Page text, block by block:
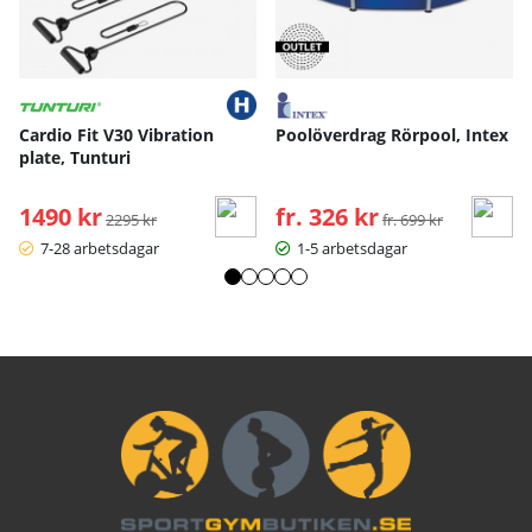
Cardio Fit V30 Vibration
plate, Tunturi
1490 kr Ordinarie pris:
2295 kr
7-28 arbetsdagar
Poolöverdrag Rörpool, Intex
fr. 326 kr Ordinarie pris:
fr. 699 kr
1-5 arbetsdagar